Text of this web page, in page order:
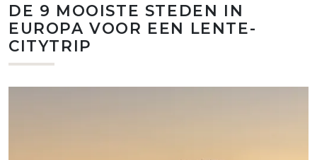
DE 9 MOOISTE STEDEN IN
EUROPA VOOR EEN LENTE-
CITYTRIP